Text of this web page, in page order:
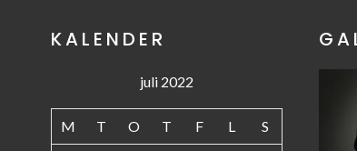
KALENDER
juli 2022
M T O T F L S